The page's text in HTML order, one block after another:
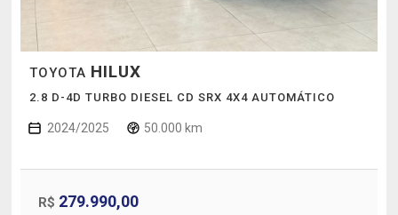
TOYOTA HILUX
2.8 D-4D TURBO DIESEL CD SRX 4X4 AUTOMÁTICO
2024/2025 50.000 km
R$ 279.990,00